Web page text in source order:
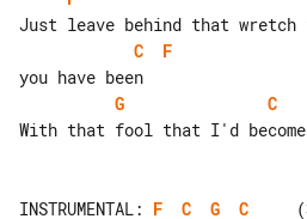
C
F
G
C
With that fool that I'd become
INSTRUMENTAL: F C G C